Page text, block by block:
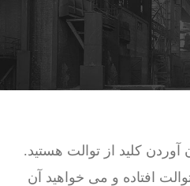
آوردن کلید از توالت هستید.
افتاده و می خواهید آن